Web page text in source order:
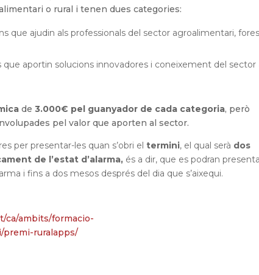
o rural i tenen dues categories:
que ajudin als professionals del sector agroalimentari,
que aportin solucions innovadores i coneixement del sector
de3.000€ pel guanyador de cada categoria, però
pel valor que aporten al sector.
per presentar-les quan s’obri eltermini, el qual serà dos
de l’estat d’alarma, és a dir, que es podran
i fins a dos mesos després del dia que s’aixequi.
ca/ambits/formacio-
premi-ruralapps/